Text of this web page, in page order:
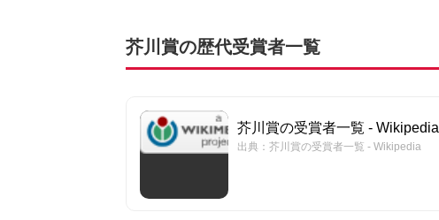
芥川賞の歴代受賞者一覧
芥川賞の受賞者一覧 - Wikipedia
出典：芥川賞の受賞者一覧 - Wikipedia